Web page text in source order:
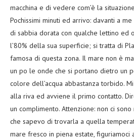
macchina e di vedere com’è la
Pochissimi minuti ed arrivo: davanti a
di sabbia dorata con qualche lettino ed
l’80% della sua superficie; si tratta di
famosa di questa zona. Il mare non è
un po le onde che si portano dietro un
colore dell’acqua abbastanza torbido.
alla riva ed avviene il primo contatto.
un complimento. Attenzione: non ci
che sapevo di trovarla a quella
mare fresco in piena estate, figuriamoci